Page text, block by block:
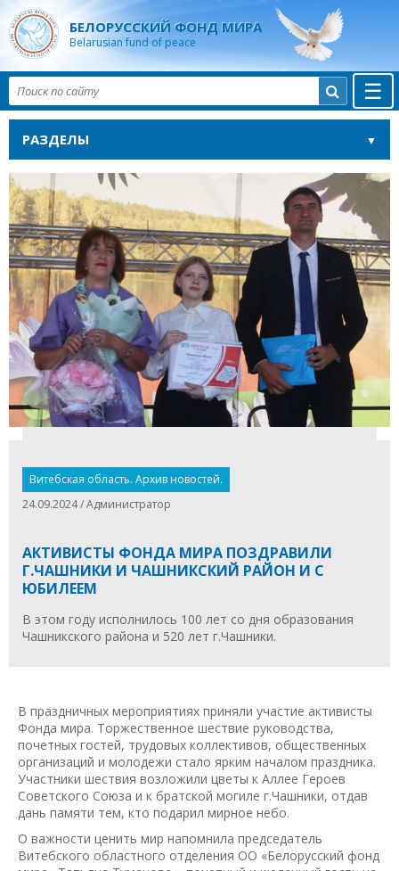
БЕЛОРУССКИЙ ФОНД МИРА
Belarusian fund of peace
☰

РАЗДЕЛЫ
Витебская область. Архив новостей.
24.09.2024 / Администратор
АКТИВИСТЫ ФОНДА МИРА ПОЗДРАВИЛИ
Г.ЧАШНИКИ И ЧАШНИКСКИЙ РАЙОН И С
ЮБИЛЕЕМ
В этом году исполнилось 100 лет со дня образования
Чашникского района и 520 лет г.Чашники.
В праздничных мероприятиях приняли участие активисты
Фонда мира. Торжественное шествие руководства,
почетных гостей, трудовых коллективов, общественных
организаций и молодежи стало ярким началом праздника.
Участники шествия возложили цветы к Аллее Героев
Советского Союза и к братской могиле г.Чашники, отдав
дань памяти тем, кто подарил мирное небо.
О важности ценить мир напомнила председатель
Витебского областного отделения ОО «Белорусский фонд